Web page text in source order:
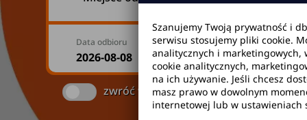
Data odbioru Godzina
zwróć w innym miejscu
Szanujemy Twoją prywatność i
serwisu stosujemy pliki cookie.
analitycznych i marketingowych,
cookie analitycznych,
na ich używanie. Jeśli chcesz
masz prawo w dowolnym
internetowej lub w ustawieniach